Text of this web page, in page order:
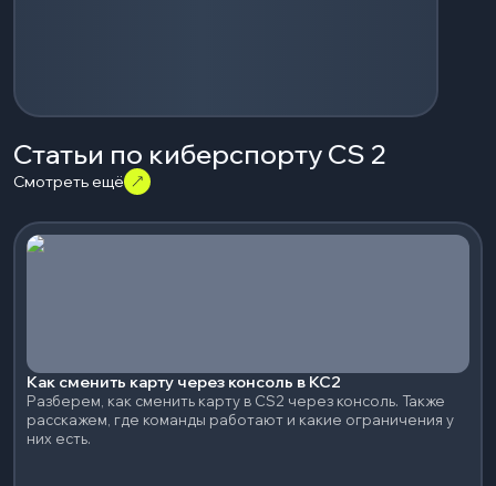
Статьи по киберспорту CS 2
Смотреть ещё
Как сменить карту через консоль в КС2
Разберем, как сменить карту в CS2 через консоль. Также
расскажем, где команды работают и какие ограничения у
них есть.